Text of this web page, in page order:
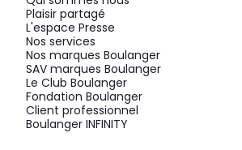
Plaisir partagé
L'espace Presse
Nos services
Nos marques Boulanger
SAV marques Boulanger
Le Club Boulanger
Fondation Boulanger
Client professionnel
Boulanger INFINITY